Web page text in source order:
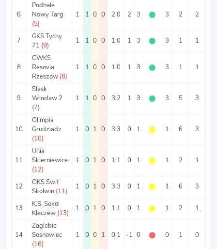
6
Podhale
Nowy Targ
(5)
1 1 0 0 2:0 2 3 ⬤ 3 2 2
7
GKS Tychy
71 (9)
1 1 0 0 1:0 1 3 ⬤ 3 1 1
8
CWKS
Resovia
Rzeszow (8)
1 1 0 0 1:0 1 3 ⬤ 3 1 1
9
Slask
Wroclaw 2
(7)
1 1 0 0 3:2 1 3 ⬤ 3 5 3
10
Olimpia
Grudziadz
(10)
1 0 1 0 3:3 0 1 ⬤ 1 6 3
11
Unia
Skierniewice
(12)
1 0 1 0 1:1 0 1 ⬤ 1 2 1
12
OKS Swit
Skolwin (11)
1 0 1 0 3:3 0 1 ⬤ 1 6 3
13
K.S. Sokol
Kleczew (13)
1 0 1 0 1:1 0 1 ⬤ 1 2 1
14
Zaglebie
Sosnowiec
(16)
1 0 0 1 0:1 -1 0 ⬤ 0 1 0